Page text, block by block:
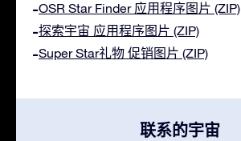
OSR Star Finder 应用程序图片 (ZIP)
探索宇宙 应用程序图片 (ZIP)
Super Star礼物 促销图片 (ZIP)
联系的宇宙